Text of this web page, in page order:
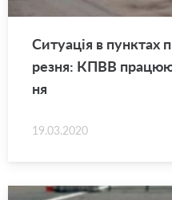
Си­ту­а­ція в пун­ктах
ре­зня: КПВВ
ня
19.03.2020